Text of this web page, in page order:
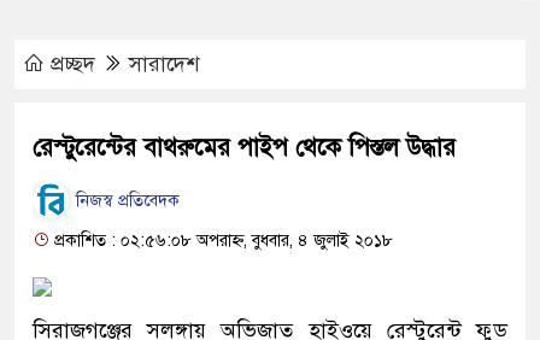
প্রচ্ছদ সারাদেশ
রেস্টুরেন্টের বাথরুমের পাইপ থেকে পিস্তল উদ্ধার
নিজস্ব প্রতিবেদক
প্রকাশিত : ০২:৫৬:০৮ অপরাহ্ন, বুধবার, ৪ জুলাই ২০১৮
সিরাজগঞ্জের সলঙ্গায় অভিজাত হাইওয়ে রেস্টুরেন্ট ফুড